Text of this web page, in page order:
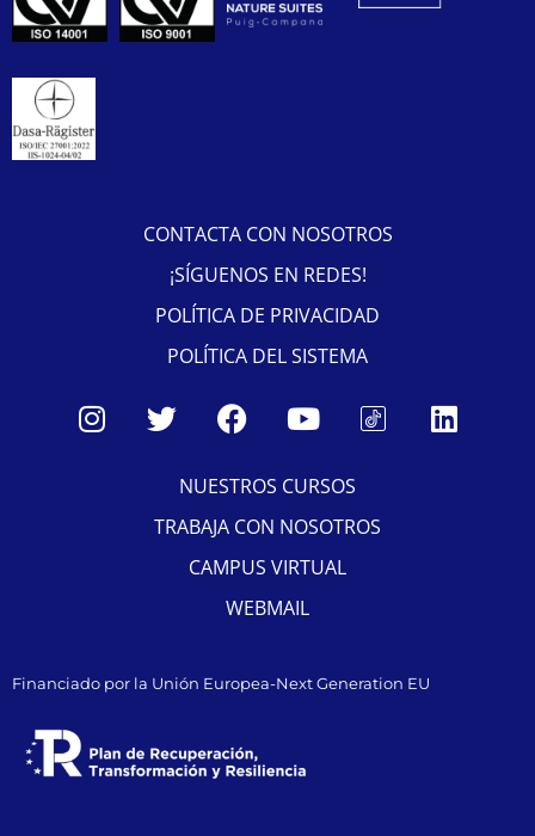
CONTACTA CON NOSOTROS
¡SÍGUENOS EN REDES!
POLÍTICA DE PRIVACIDAD
POLÍTICA DEL SISTEMA
NUESTROS CURSOS
TRABAJA CON NOSOTROS
CAMPUS VIRTUAL
WEBMAIL
Financiado por la Unión Europea-Next Generation EU